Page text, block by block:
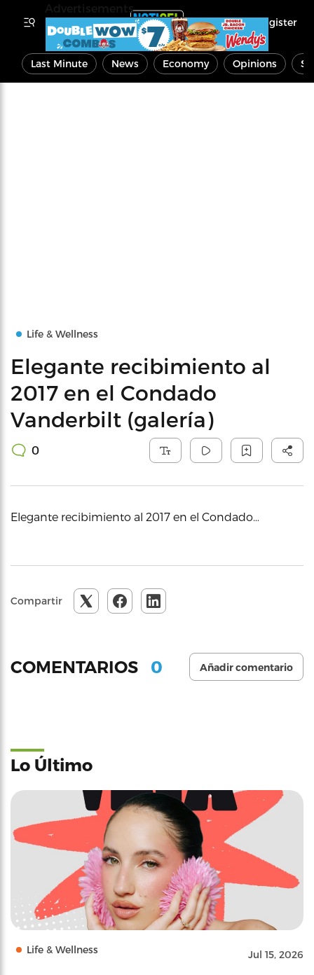
Register
Last Minute News Economy Opinions
Life & Wellness
Elegante recibimiento al
2017 en el Condado
Vanderbilt (galería)
0
Elegante recibimiento al 2017 en el Condado…
Compartir
COMENTARIOS 0 Añadir comentario
Lo Último
Life & Wellness Jul 15, 2026
Advertisements